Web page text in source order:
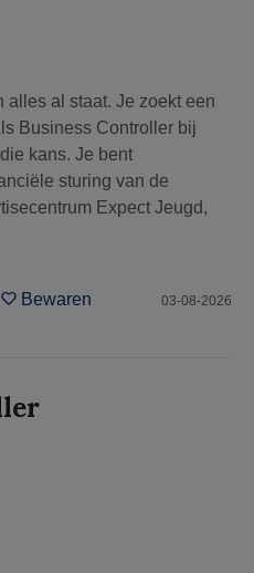
alles al staat. Je zoekt een
Business Controller bij
kans. Je bent
sturing van de
Expect Jeugd,
Bewaren 03-08-2026